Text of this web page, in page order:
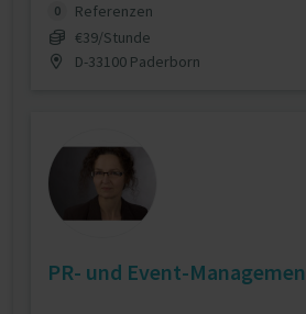
0
Referenzen
€39/Stunde
D-33100 Paderborn
PR- und Event-